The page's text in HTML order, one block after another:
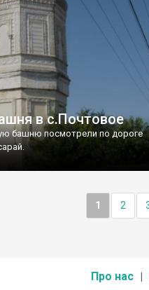
в с.Почтовое
башню посмотрели по дороге
1 2
Про нас